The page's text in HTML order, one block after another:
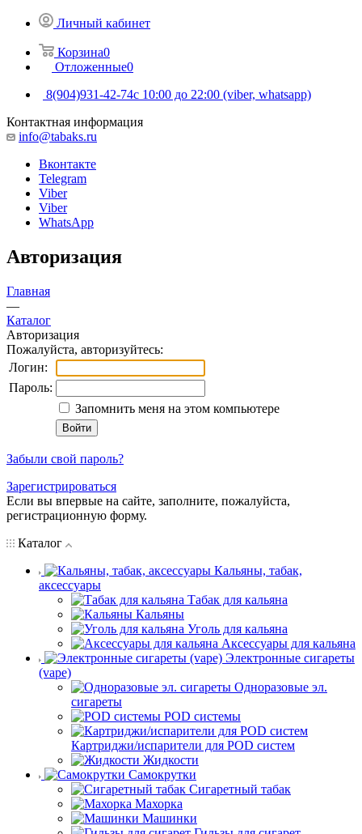
Личный кабинет
Корзина0
Отложенные0
8(904)931-42-74с 10:00 до 22:00 (viber, whatsapp)
Контактная информация
info@tabaks.ru
Вконтакте
Telegram
Viber
Viber
WhatsApp
Авторизация
Главная
—
Каталог
Авторизация
Пожалуйста, авторизуйтесь:
Логин:
Пароль:
Запомнить меня на этом компьютере
Забыли свой пароль?
Зарегистрироваться
Если вы впервые на сайте, заполните, пожалуйста,
регистрационную форму.
Каталог
Кальяны, табак,
аксессуары
Табак для кальяна
Кальяны
Уголь для кальяна
Аксессуары для кальяна
Электронные сигареты
(vape)
Одноразовые эл.
сигареты
POD системы
Картриджи/испарители для POD систем
Жидкости
Самокрутки
Сигаретный табак
Махорка
Машинки